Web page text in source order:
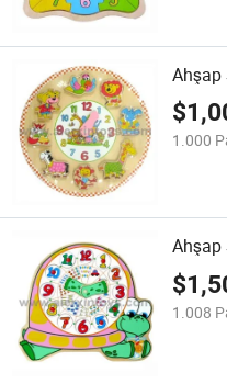
Ahşap
$
1.000
Ahşap
$
1.008